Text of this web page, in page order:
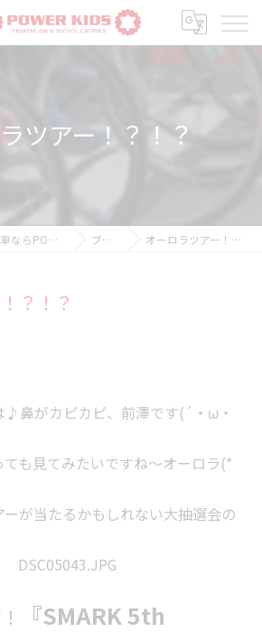
ツアー！？！？
群馬県伊勢崎の自転車ならPOWER-KIDS ブログ オーロラツアー！？！？
？！？
♪鼻がカピカピ、前澤です(´・ω・
も見てみたいですね～オーロラ(*
が当たるかもしれない大抽選会の
『SMARK 5th